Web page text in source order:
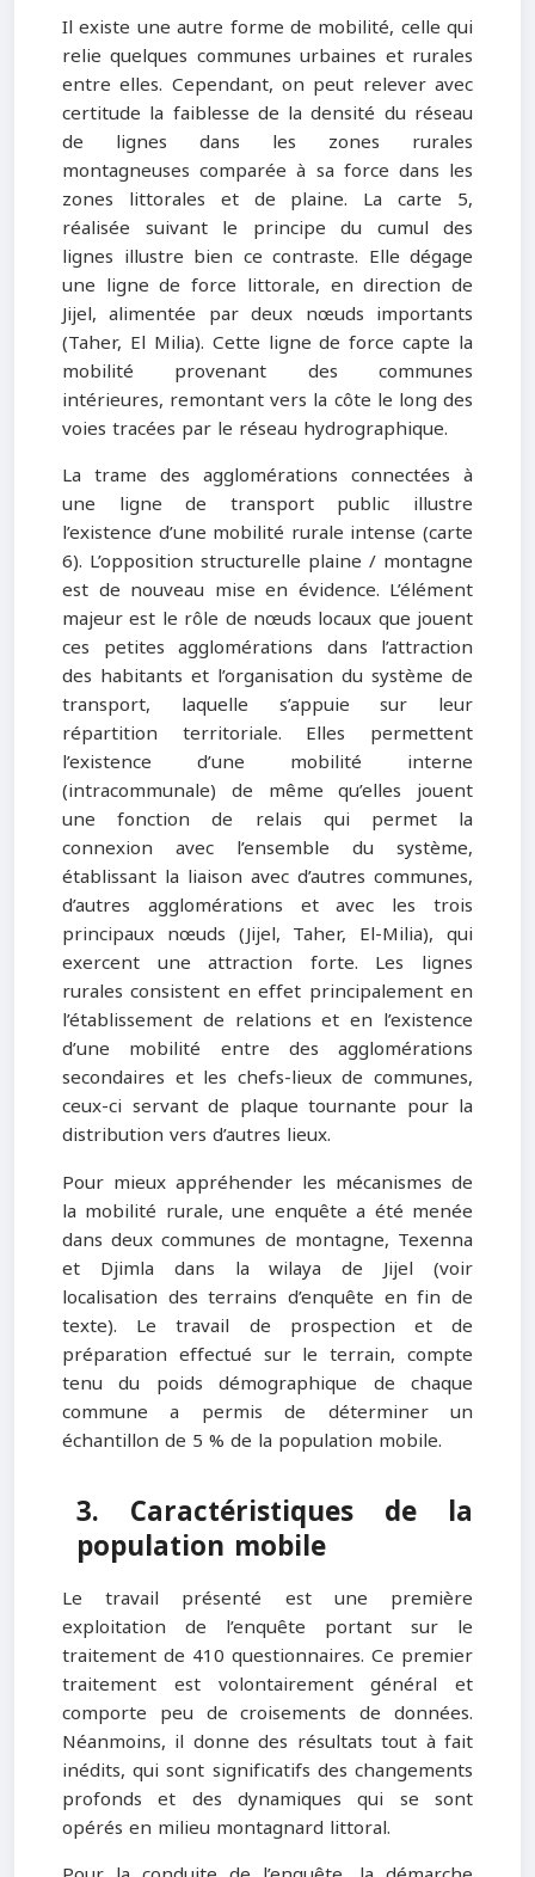
Il existe une autre forme de mobilité, celle qui
relie quelques communes urbaines et rurales
entre elles. Cependant, on peut relever avec
certitude la faiblesse de la densité du réseau
de lignes dans les zones rurales
montagneuses comparée à sa force dans les
zones littorales et de plaine. La carte 5,
réalisée suivant le principe du cumul des
lignes illustre bien ce contraste. Elle dégage
une ligne de force littorale, en direction de
Jijel, alimentée par deux nœuds importants
(Taher, El Milia). Cette ligne de force capte la
mobilité provenant des communes
intérieures, remontant vers la côte le long des
voies tracées par le réseau hydrographique.
La trame des agglomérations connectées à
une ligne de transport public illustre
l’existence d’une mobilité rurale intense (carte
6). L’opposition structurelle plaine / montagne
est de nouveau mise en évidence. L’élément
majeur est le rôle de nœuds locaux que jouent
ces petites agglomérations dans l’attraction
des habitants et l’organisation du système de
transport, laquelle s’appuie sur leur
répartition territoriale. Elles permettent
l’existence d’une mobilité interne
(intracommunale) de même qu’elles jouent
une fonction de relais qui permet la
connexion avec l’ensemble du système,
établissant la liaison avec d’autres communes,
d’autres agglomérations et avec les trois
principaux nœuds (Jijel, Taher, El-Milia), qui
exercent une attraction forte. Les lignes
rurales consistent en effet principalement en
l’établissement de relations et en l’existence
d’une mobilité entre des agglomérations
secondaires et les chefs-lieux de communes,
ceux-ci servant de plaque tournante pour la
distribution vers d’autres lieux.
Pour mieux appréhender les mécanismes de
la mobilité rurale, une enquête a été menée
dans deux communes de montagne, Texenna
et Djimla dans la wilaya de Jijel (voir
localisation des terrains d’enquête en fin de
texte). Le travail de prospection et de
préparation effectué sur le terrain, compte
tenu du poids démographique de chaque
commune a permis de déterminer un
échantillon de 5 % de la population mobile.
3. Caractéristiques de la
population mobile
Le travail présenté est une première
exploitation de l’enquête portant sur le
traitement de 410 questionnaires. Ce premier
traitement est volontairement général et
comporte peu de croisements de données.
Néanmoins, il donne des résultats tout à fait
inédits, qui sont significatifs des changements
profonds et des dynamiques qui se sont
opérés en milieu montagnard littoral.